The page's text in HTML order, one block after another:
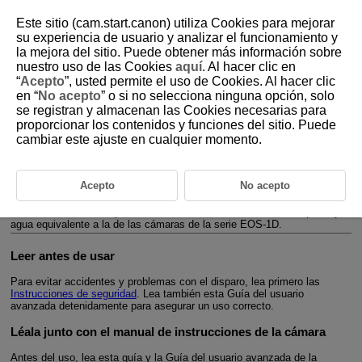
D393-002
Introducción
Canon Speedlite EL-1 (Ver.2) es una unidad de flash externo para
como una unidad emisora/receptora durante el disparo con flash
inalámbrico mediante transmisión óptica o por radio. Además de estas
agua equivalente a la de las cámaras de la serie EOS-1D.
Leer antes de usar
Para evitar accidentes y problemas con el disparo, lea primero las
Instrucciones de seguridad. Lea también esta Guía del usuario
avanzada detenidamente para asegurar un uso correcto.
Léala junto con el manual de instrucciones de la cámara
Antes del uso, lea esta guía y la Guía del usuario avanzada de la
Este sitio (cam.start.canon) utiliza Cookies para mejorar
su experiencia de usuario y analizar el funcionamiento y
la mejora del sitio. Puede obtener más información sobre
nuestro uso de las Cookies aquí. Al hacer clic en
“Acepto”, usted permite el uso de Cookies. Al hacer clic
en “No acepto” o si no selecciona ninguna opción, solo
se registran y almacenan las Cookies necesarias para
proporcionar los contenidos y funciones del sitio. Puede
cambiar este ajuste en cualquier momento.
Acepto No acepto